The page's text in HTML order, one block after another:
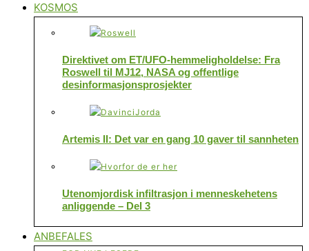
KOSMOS
Direktivet om ET/UFO-hemmeligholdelse: Fra
Roswell til MJ12, NASA og offentlige
desinformasjonsprosjekter
Artemis II: Det var en gang 10 gaver til sannheten
Utenomjordisk infiltrasjon i menneskehetens
anliggende – Del 3
ANBEFALES